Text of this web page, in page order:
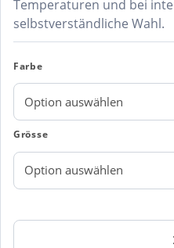
Temperaturen und bei
selbstverständliche Wahl.
Farbe
Grösse
Dassy